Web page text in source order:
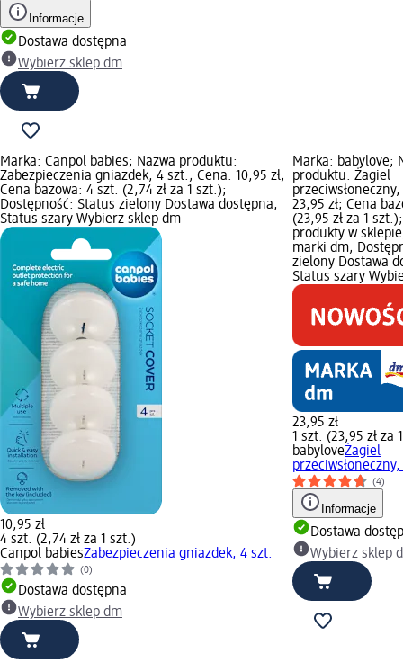
Informacje
Dostawa dostępna
Wybierz sklep dm
Marka: Canpol babies; Nazwa produktu:
Zabezpieczenia gniazdek, 4 szt.; Cena: 10,95 zł;
Cena bazowa: 4 szt. (2,74 zł za 1 szt.);
Dostępność: Status zielony Dostawa dostępna,
Status szary Wybierz sklep dm
10,95 zł
4 szt. (2,74 zł za 1 szt.)
Canpol babiesZabezpieczenia gniazdek, 4 szt.
(0)
Dostawa dostępna
Wybierz sklep dm
Marka: babylove;
produktu: Żagiel
23,95 zł; Cena
(23,95 zł za 1
produkty w
marki dm;
zielony Dostawa
Status szary
23,95 zł
1 szt. (23,95 zł za
babyloveŻagiel
(4)
Informacje
Dostawa
Wybierz sklep